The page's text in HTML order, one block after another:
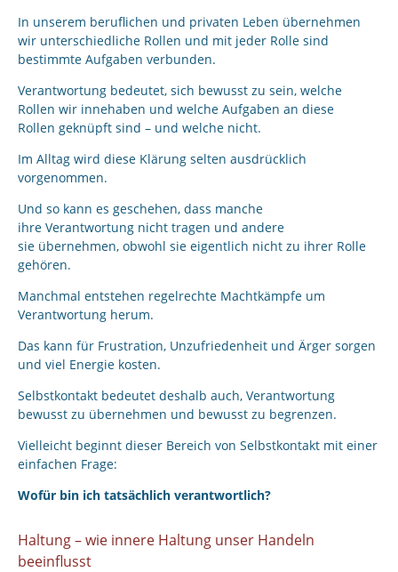
In unserem beruflichen und privaten Leben übernehmen
wir unterschiedliche Rollen und mit jeder Rolle sind
bestimmte Aufgaben verbunden.
Verantwortung bedeutet, sich bewusst zu sein, welche
Rollen wir innehaben und welche Aufgaben an diese
Rollen geknüpft sind – und welche nicht.
Im Alltag wird diese Klärung selten ausdrücklich
vorgenommen.
Und so kann es geschehen, dass manche
ihre Verantwortung nicht tragen und andere
sie übernehmen, obwohl sie eigentlich nicht zu ihrer Rolle
gehören.
Manchmal entstehen regelrechte Machtkämpfe um
Verantwortung herum.
Das kann für Frustration, Unzufriedenheit und Ärger sorgen
und viel Energie kosten.
Selbstkontakt bedeutet deshalb auch, Verantwortung
bewusst zu übernehmen und bewusst zu begrenzen.
Vielleicht beginnt dieser Bereich von Selbstkontakt mit einer
einfachen Frage:
Wofür bin ich tatsächlich verantwortlich?
Haltung – wie innere Haltung unser Handeln
beeinflusst